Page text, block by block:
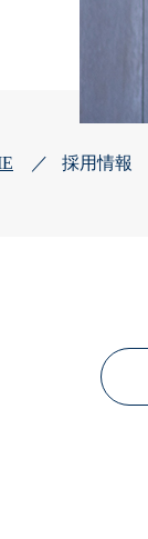
採用情報